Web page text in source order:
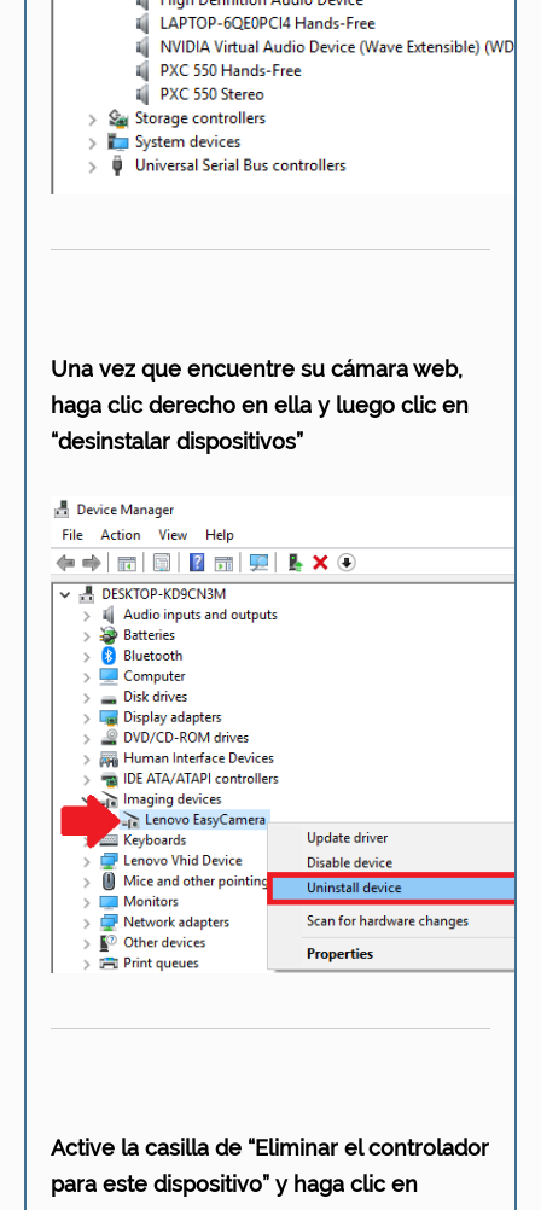
Una vez que encuentre su cámara web,
haga clic derecho en ella y luego clic en
“desinstalar dispositivos”
Active la casilla de “Eliminar el controlador
para este dispositivo” y haga clic en